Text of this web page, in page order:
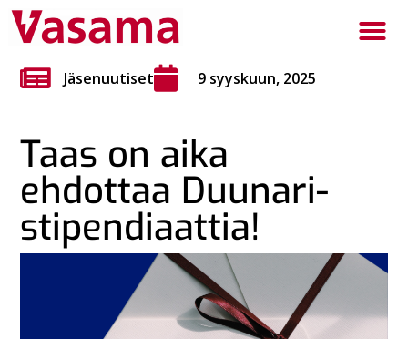
Jäsenuutiset 9 syyskuun, 2025
Taas on aika
ehdottaa Duunari-
stipendiaattia!